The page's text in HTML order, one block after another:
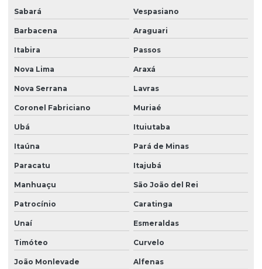
Sabará Vespasiano
Barbacena Araguari
Itabira Passos
Nova Lima Araxá
Nova Serrana Lavras
Coronel Fabriciano Muriaé
Ubá Ituiutaba
Itaúna Pará de Minas
Paracatu Itajubá
Manhuaçu São João del Rei
Patrocínio Caratinga
Unaí Esmeraldas
Timóteo Curvelo
João Monlevade Alfenas